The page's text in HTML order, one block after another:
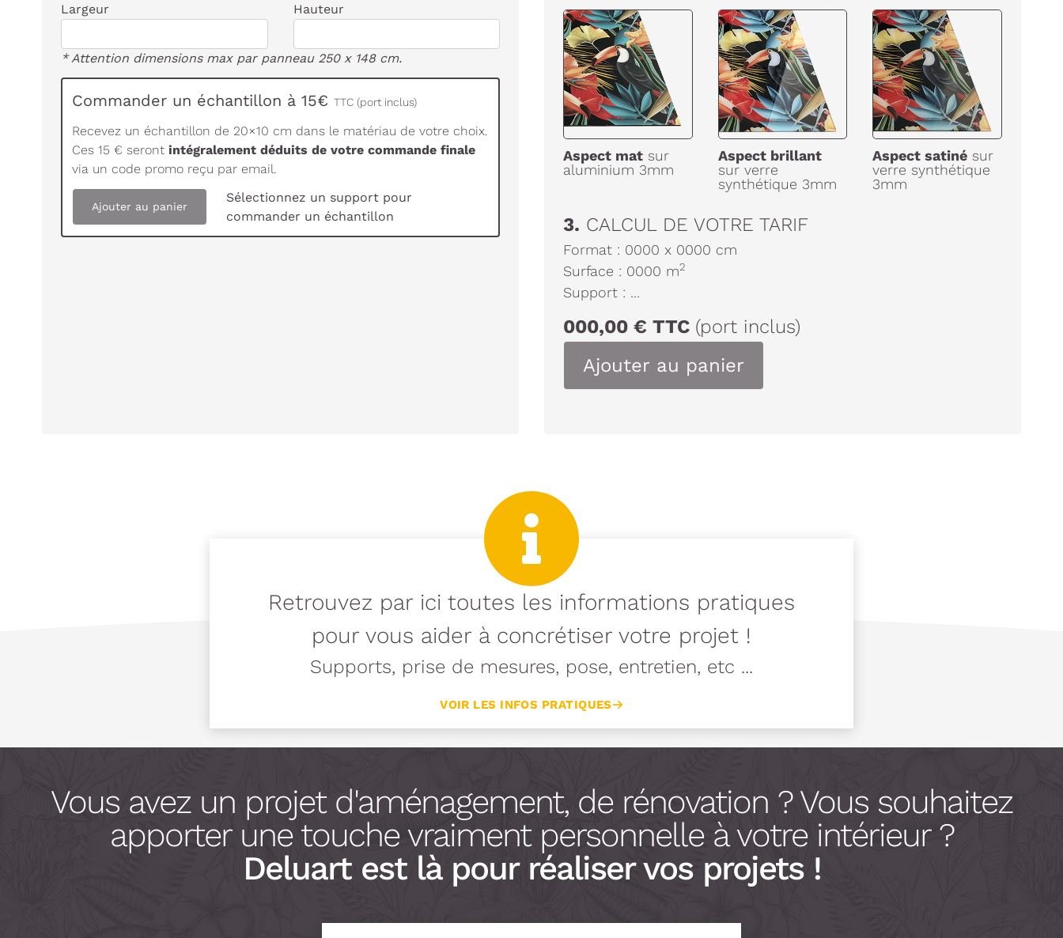
Largeur Hauteur
* Attention dimensions max par panneau 250 x 148 cm.
Commander un échantillon à 15€ TTC (port inclus)
Recevez un échantillon de 20×10 cm dans le matériau de votre choix.
Ces 15 € seront intégralement déduits de votre commande finale
via un code promo reçu par email.
Ajouter au panier
Sélectionnez un support pour
commander un échantillon
Aspect mat sur
aluminium 3mm
Aspect brillant
sur verre
synthétique 3mm
Aspect satiné sur
verre synthétique
3mm
3. CALCUL DE VOTRE TARIF
Format : 0000 x 0000 cm
Surface : 0000 m2
Support : ...
000,00 € TTC (port inclus)
Ajouter au panier
Retrouvez par ici toutes les informations pratiques
pour vous aider à concrétiser votre projet !
Supports, prise de mesures, pose, entretien, etc ...
VOIR LES INFOS PRATIQUES
Vous avez un projet d'aménagement, de rénovation ? Vous souhaitez
apporter une touche vraiment personnelle à votre intérieur ?
Deluart est là pour réaliser vos projets !